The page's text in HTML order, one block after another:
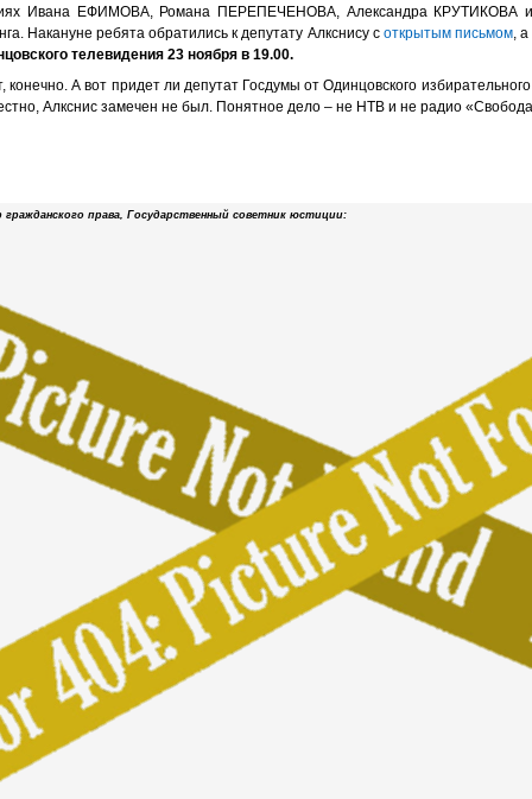
Ивана ЕФИМОВА, Романа ПЕРЕПЕЧЕНОВА, Александра КРУТИКОВА
Накануне ребята обратились к депутату Алкснису с открытым письмом ,
телевидения 23 ноября в 19.00.
А вот придет ли депутат Госдумы от Одинцовского
Алкснис замечен не был. Понятное дело – не НТВ и не радио
права, Государственный советник юстиции: